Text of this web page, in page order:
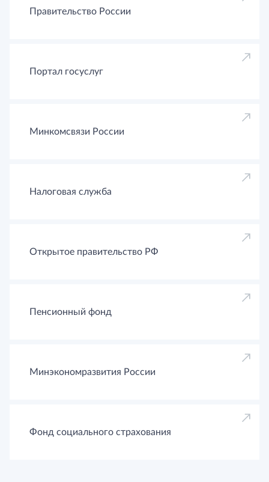
Правительство России
Портал госуслуг
Минкомсвязи России
Налоговая служба
Открытое правительство РФ
Пенсионный фонд
Минэкономразвития России
Фонд социального страхования